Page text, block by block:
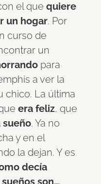
el que quiere
un hogar. Por
curso de
un
para
a ver la
chico. La última
era feliz, que
sueño. Ya no
y en el
la dejan. Y es
decía